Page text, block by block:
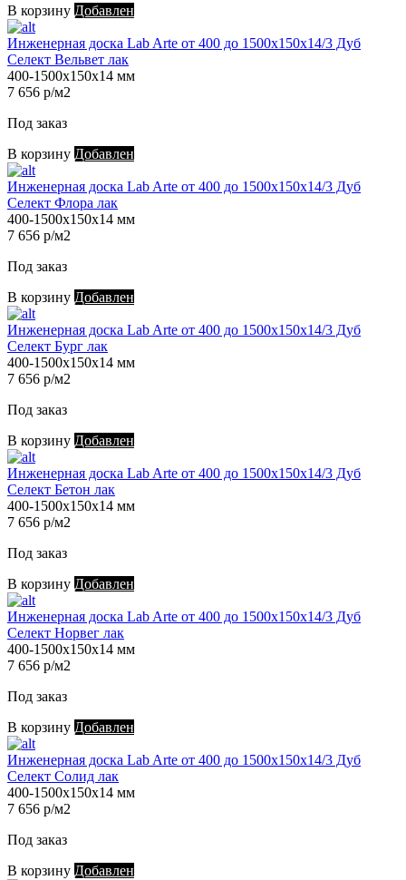
В корзину Добавлен
Инженерная доска Lab Arte от 400 до 1500х150х14/3 Дуб
Селект Вельвет лак
400-1500х150х14 мм
7 656 р/м2
Под заказ
В корзину Добавлен
Инженерная доска Lab Arte от 400 до 1500х150х14/3 Дуб
Селект Флора лак
400-1500х150х14 мм
7 656 р/м2
Под заказ
В корзину Добавлен
Инженерная доска Lab Arte от 400 до 1500х150х14/3 Дуб
Селект Бург лак
400-1500х150х14 мм
7 656 р/м2
Под заказ
В корзину Добавлен
Инженерная доска Lab Arte от 400 до 1500х150х14/3 Дуб
Селект Бетон лак
400-1500х150х14 мм
7 656 р/м2
Под заказ
В корзину Добавлен
Инженерная доска Lab Arte от 400 до 1500х150х14/3 Дуб
Селект Норвег лак
400-1500х150х14 мм
7 656 р/м2
Под заказ
В корзину Добавлен
Инженерная доска Lab Arte от 400 до 1500х150х14/3 Дуб
Селект Солид лак
400-1500х150х14 мм
7 656 р/м2
Под заказ
В корзину Добавлен